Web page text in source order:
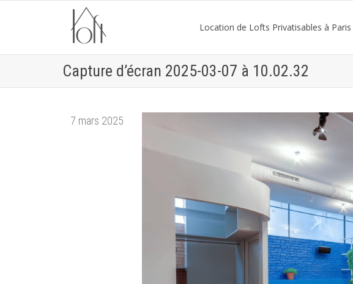
Location de Lofts Privatisables à Paris
Capture d’écran 2025-03-07 à 10.02.32
7 mars 2025